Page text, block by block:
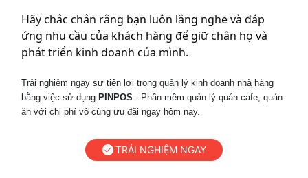
Hãy chắc chắn rằng bạn luôn lắng nghe và đáp
ứng nhu cầu của khách hàng để giữ chân họ và
phát triển kinh doanh của mình.
Trải nghiệm ngay sự tiện lợi trong quản lý kinh doanh nhà hàng
bằng việc sử dụng PINPOS - Phần mềm quản lý quán cafe, quán
ăn với chi phí vô cùng ưu đãi ngay hôm nay.
TRẢI NGHIỆM NGAY